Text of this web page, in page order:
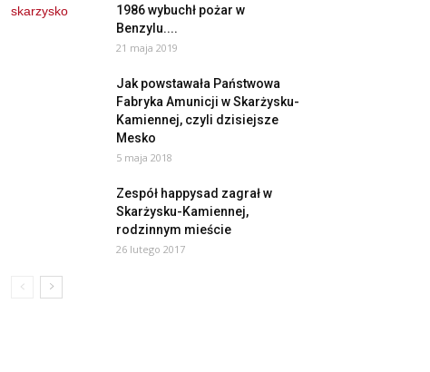
1986 wybuchł pożar w
Benzylu....
21 maja 2019
Jak powstawała Państwowa
Fabryka Amunicji w Skarżysku-
Kamiennej, czyli dzisiejsze
Mesko
5 maja 2018
Zespół happysad zagrał w
Skarżysku-Kamiennej,
rodzinnym mieście
26 lutego 2017